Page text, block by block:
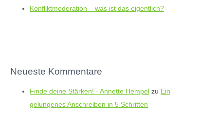
Konfliktmoderation – was ist das eigentlich?
Neueste Kommentare
Finde deine Stärken! - Annette Hempel zu Ein
gelungenes Anschreiben in 5 Schritten